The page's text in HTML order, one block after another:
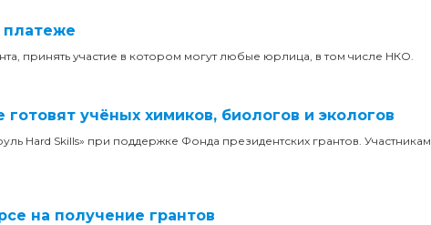
платеже
принять участие в котором могут любые юрлица, в том числе НКО.
учёных химиков, биологов и экологов
Hard Skills» при поддержке Фонда президентских грантов.
на получение грантов